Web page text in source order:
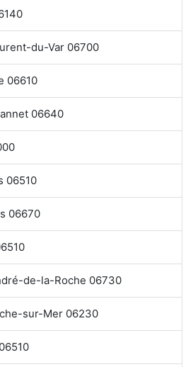
du-Var 06700
06610
06640
06510
06670
de-la-Roche 06730
sur-Mer 06230